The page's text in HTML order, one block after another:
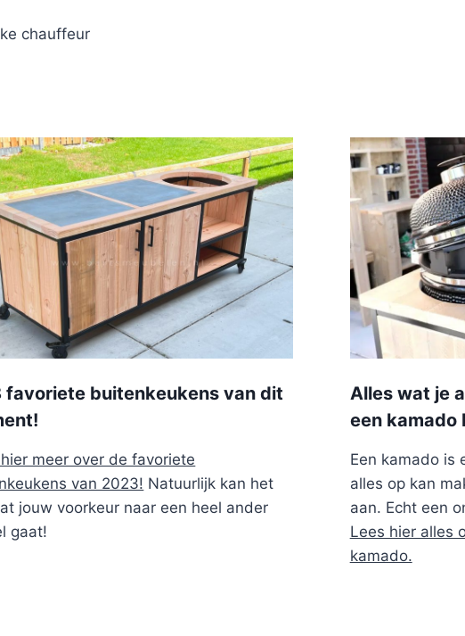
chauffeur
favoriete buitenkeukens van dit
meer over de favoriete
van 2023! Natuurlijk kan het
jouw voorkeur naar een heel ander
gaat!
Alles wat je
een kamado
Een kamado is
alles op kan
aan. Echt een
Lees hier alles
kamado.